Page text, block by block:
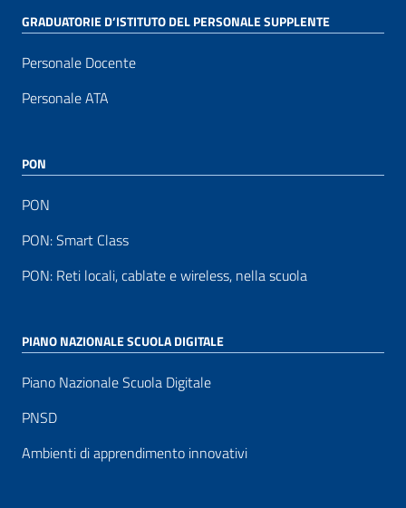
GRADUATORIE D’ISTITUTO DEL PERSONALE SUPPLENTE
Personale Docente
Personale ATA
PON
PON
PON: Smart Class
PON: Reti locali, cablate e wireless, nella scuola
PIANO NAZIONALE SCUOLA DIGITALE
Piano Nazionale Scuola Digitale
PNSD
Ambienti di apprendimento innovativi